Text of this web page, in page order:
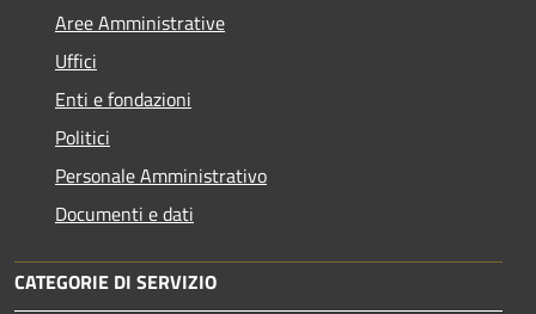
Aree Amministrative
Uffici
Enti e fondazioni
Politici
Personale Amministrativo
Documenti e dati
CATEGORIE DI SERVIZIO